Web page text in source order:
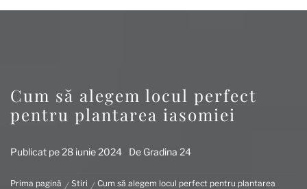
Cum să alegem locul perfect
pentru plantarea iasomiei
Publicat pe 28 iunie 2024 De Gradina 24
Prima pagină Stiri
Cum să alegem locul perfect pentru plantarea